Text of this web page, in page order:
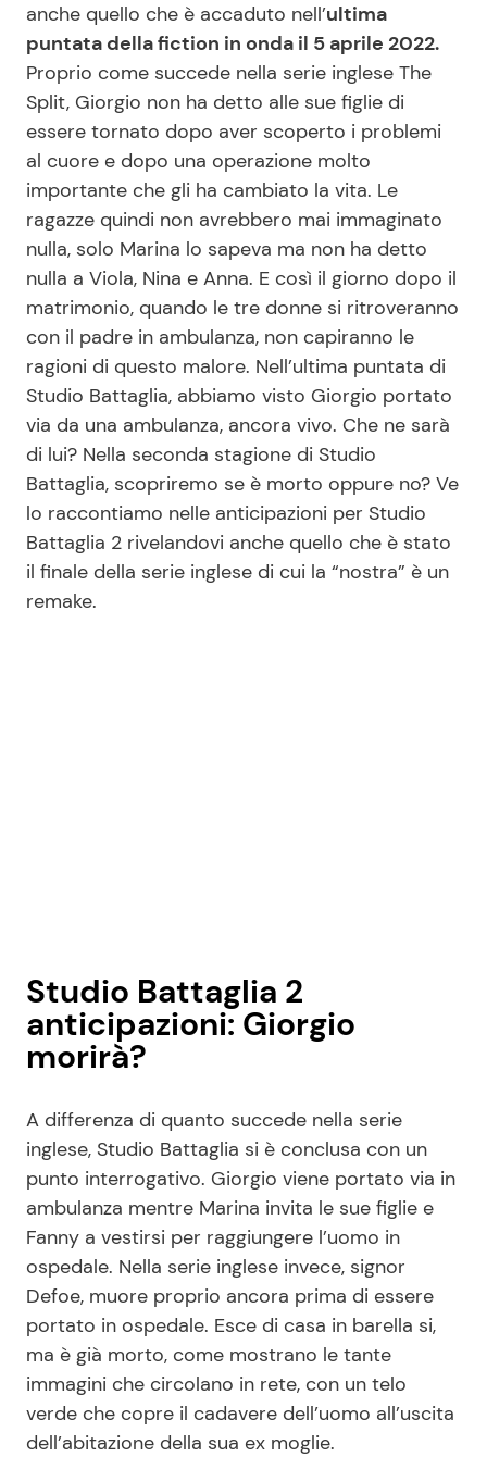
News benessere
Salute
Viaggi e Turismo
Festività
Primi Piatti
Ricette Facili e Veloci
Ricette Feste
Ricette per Bambini
Seguici
Info
Chi siamo
Disclaimer e Privacy
Redazione
Contattaci
anche quello che è accaduto nell’ultima
puntata della fiction in onda il 5 aprile 2022.
Proprio come succede nella serie inglese The
Split, Giorgio non ha detto alle sue figlie di
essere tornato dopo aver scoperto i problemi
al cuore e dopo una operazione molto
importante che gli ha cambiato la vita. Le
ragazze quindi non avrebbero mai immaginato
nulla, solo Marina lo sapeva ma non ha detto
nulla a Viola, Nina e Anna. E così il giorno dopo il
matrimonio, quando le tre donne si ritroveranno
con il padre in ambulanza, non capiranno le
ragioni di questo malore. Nell’ultima puntata di
Studio Battaglia, abbiamo visto Giorgio portato
via da una ambulanza, ancora vivo. Che ne sarà
di lui? Nella seconda stagione di Studio
Battaglia, scopriremo se è morto oppure no? Ve
lo raccontiamo nelle anticipazioni per Studio
Battaglia 2 rivelandovi anche quello che è stato
il finale della serie inglese di cui la “nostra” è un
remake.
Studio Battaglia 2
anticipazioni: Giorgio
morirà?
A differenza di quanto succede nella serie
inglese, Studio Battaglia si è conclusa con un
punto interrogativo. Giorgio viene portato via in
ambulanza mentre Marina invita le sue figlie e
Fanny a vestirsi per raggiungere l’uomo in
ospedale. Nella serie inglese invece, signor
Defoe, muore proprio ancora prima di essere
portato in ospedale. Esce di casa in barella si,
ma è già morto, come mostrano le tante
immagini che circolano in rete, con un telo
verde che copre il cadavere dell’uomo all’uscita
dell’abitazione della sua ex moglie.